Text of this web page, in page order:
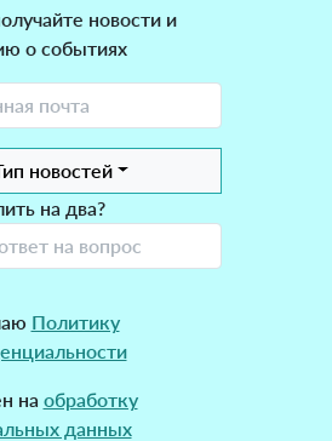
новости и
о событиях
новостей
на два?
Политику
на обработку
данных